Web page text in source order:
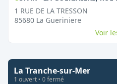
1 RUE DE LA TRESSON
85680 La Gueriniere
Voir
La Tranche-sur-Mer
1 ouvert • 0fermé